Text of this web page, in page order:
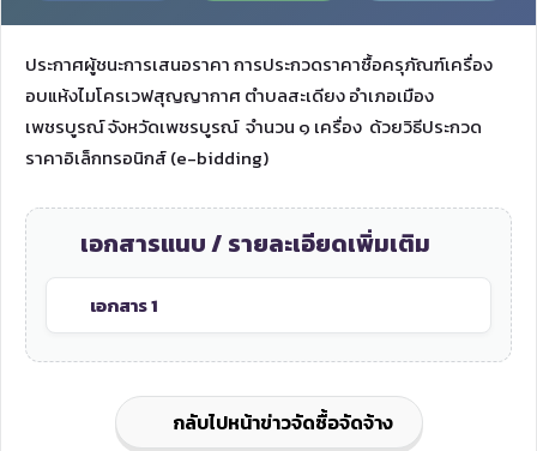
ประกาศผู้ชนะการเสนอราคา การประกวดราคาซื้อครุภัณฑ์เครื่อง
อบแห้งไมโครเวฟสุญญากาศ ตำบลสะเดียง อำเภอเมือง
เพชรบูรณ์ จังหวัดเพชรบูรณ์ จำนวน ๑ เครื่อง ด้วยวิธีประกวด
ราคาอิเล็กทรอนิกส์ (e-bidding)
เอกสารแนบ / รายละเอียดเพิ่มเติม
เอกสาร 1
กลับไปหน้าข่าวจัดซื้อจัดจ้าง